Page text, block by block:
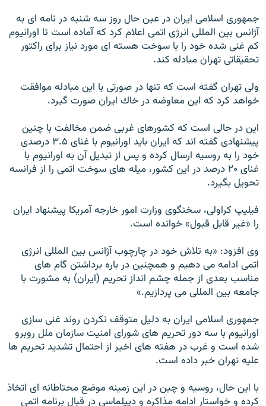
جمهورى اسلامى ايران در عين حال روز سه شنبه در نامه اى به
آژانس بين المللى انرژى اتمى اعلام كرد كه آماده است تا اورانيوم
كم غنى شده خود را با سوخت هسته اى مورد نياز براى راكتور
تحقيقاتى تهران مبادله كند.
ولى تهران گفته است كه تنها در صورتى با اين مبادله موافقت
خواهد كرد كه اين معاوضه در خاك ايران صورت گيرد.
اين در حالى است كه كشورهاى غربى ضمن مخالفت با چنين
پيشنهادى گفته اند كه ايران بايد اورانيوم با غناى ۳.۵ درصدى
خود را به روسيه ارسال كرده و پس از تبديل آن به اورانيوم با
غناى ۲۰ درصد در اين كشور، ميله هاى سوخت اتمى را از فرانسه
تحويل بگيرد.
فيليپ كراولى، سخنگوى وزارت امور خارجه آمريكا پيشنهاد ايران
را «غير قابل قبول» خوانده است.
وى افزود: «به تلاش خود در چارچوب آژانس بين المللى انرژى
اتمى ادامه مى دهيم و همچنين در باره برداشتن گام هاى
مناسب بعدى از جمله چشم انداز تحريم (ايران) به مشورت با
جامعه بين المللى مى پردازيم.»
جمهورى اسلامى ايران به دليل متوقف نكردن روند غنى سازى
اورانيوم با سه دور تحريم هاى شوراى امنيت سازمان ملل روبرو
شده است و غرب در هفته هاى اخير از احتمال تشديد تحريم ها
عليه تهران خبر داده است.
با اين حال، روسيه و چين در اين زمينه موضع محتاطانه اى اتخاذ
كرده و خواستار ادامه مذاكره و ديپلماسى در قبال برنامه اتمى